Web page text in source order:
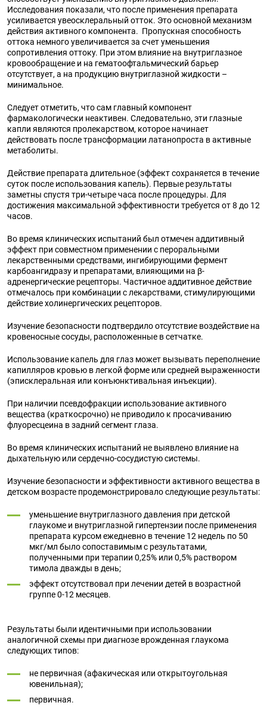
Исследования показали, что после применения препарата
усиливается увеосклеральный отток. Это основной механизм
действия активного компонента. Пропускная способность
оттока немного увеличивается за счет уменьшения
сопротивления оттоку. При этом влияние на внутриглазное
кровообращение и на гематоофтальмический барьер
отсутствует, а на продукцию внутриглазной жидкости –
минимальное.
Следует отметить, что сам главный компонент
фармакологически неактивен. Следовательно, эти глазные
капли являются пролекарством, которое начинает
действовать после трансформации латанопроста в активные
метаболиты.
Действие препарата длительное (эффект сохраняется в течение
суток после использования капель). Первые результаты
заметны спустя три-четыре часа после процедуры. Для
достижения максимальной эффективности требуется от 8 до 12
часов.
Во время клинических испытаний был отмечен аддитивный
эффект при совместном применении с пероральными
лекарственными средствами, ингибирующими фермент
карбоангидразу и препаратами, влияющими на β-
адренергические рецепторы. Частичное аддитивное действие
отмечалось при комбинации с лекарствами, стимулирующими
действие холинергических рецепторов.
Изучение безопасности подтвердило отсутствие воздействие на
кровеносные сосуды, расположенные в сетчатке.
Использование капель для глаз может вызывать переполнение
капилляров кровью в легкой форме или средней выраженности
(эписклеральная или конъюнктивальная инъекции).
При наличии псевдофракции использование активного
вещества (краткосрочно) не приводило к просачиванию
флуоресцеина в задний сегмент глаза.
Во время клинических испытаний не выявлено влияние на
дыхательную или сердечно-сосудистую системы.
Изучение безопасности и эффективности активного вещества в
детском возрасте продемонстрировало следующие результаты:
уменьшение внутриглазного давления при детской
глаукоме и внутриглазной гипертензии после применения
препарата курсом ежедневно в течение 12 недель по 50
мкг/мл было сопоставимым с результатами,
полученными при терапии 0,25% или 0,5% раствором
тимола дважды в день;
эффект отсутствовал при лечении детей в возрастной
группе 0-12 месяцев.
Результаты были идентичными при использовании
аналогичной схемы при диагнозе врожденная глаукома
следующих типов:
не первичная (афакическая или открытоугольная
ювенильная);
первичная.